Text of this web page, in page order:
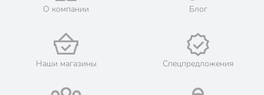
💳 Оплата: онлайн на сайте интернет-гипермаркета или
🛍 Скидки, акции, распродажи каждый день!
📜 Только оригинальная продукция. Интернет-гипермаркет
Порядок - официальный представитель ведущих мировых
марок.
О компании Блог
Наши магазины Спецпредложения